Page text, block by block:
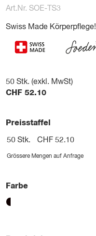
Art.Nr. SOE-TS3
Swiss Made Körperpflege!
50 Stk. (exkl. MwSt)
CHF 52.10
Preisstaffel
50 Stk. CHF 52.10
Grössere Mengen auf Anfrage
Farbe